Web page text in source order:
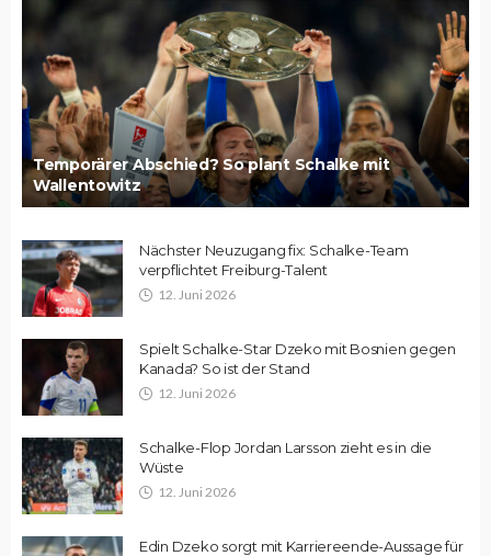
Temporärer Abschied? So plant Schalke mit
Wallentowitz
Nächster Neuzugang fix: Schalke-Team
verpflichtet Freiburg-Talent
12. Juni 2026
Spielt Schalke-Star Dzeko mit Bosnien gegen
Kanada? So ist der Stand
12. Juni 2026
Schalke-Flop Jordan Larsson zieht es in die
Wüste
12. Juni 2026
Edin Dzeko sorgt mit Karriereende-Aussage für